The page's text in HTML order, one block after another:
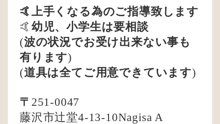
🤙上手くなる為のご指導致します
🤙 幼児、小学生は要相談
(波の状況でお受け出来ない事も
有ります)
(道具は全てご用意できています)
〒 251-0047
藤沢市辻堂4-13-10Nagisa A